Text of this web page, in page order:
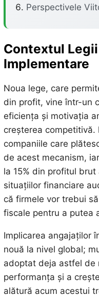
Perspectivele
Contextul
Implementare
Noua lege, care
din profit, vine într-un
eficiența și motivația
creșterea
companiile care
de acest mecanism,
la 15% din profitul
situațiilor financiare
că firmele vor trebui
fiscale pentru a putea
Implicarea angajaților
nouă la nivel global;
adoptat deja astfel de
performanța și a
alătură acum acestui